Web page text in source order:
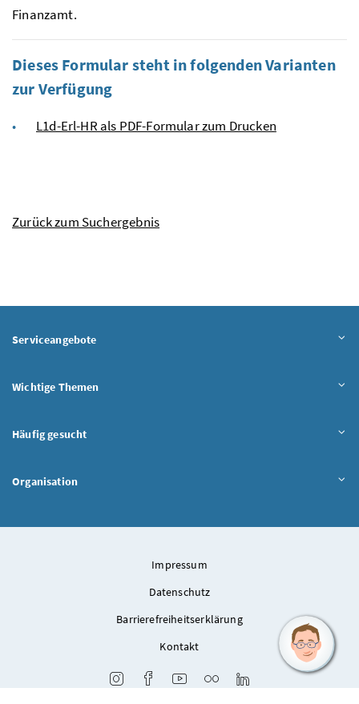
Finanzamt.
Dieses Formular steht in folgenden Varianten
zur Verfügung
L1d-Erl-HR als PDF-Formular zum Drucken
Zurück zum Suchergebnis
Serviceangebote
Wichtige Themen
Häufig gesucht
Organisation
Impressum
Datenschutz
Barrierefreiheitserklärung
Kontakt
InstagramFacebookYoutubeFlickr